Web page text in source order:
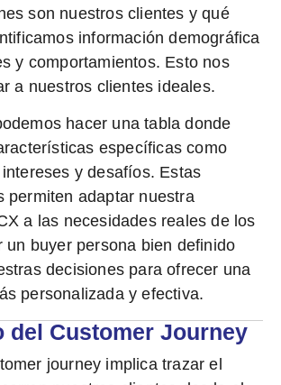
son nuestros clientes y qué
información demográfica
y comportamientos. Esto nos
a nuestros clientes ideales.
hacer una tabla donde
específicas como
y desafíos. Estas
permiten adaptar nuestra
a las necesidades reales de los
un buyer persona bien definido
decisiones para ofrecer una
personalizada y efectiva.
del Customer Journey
journey implica trazar el